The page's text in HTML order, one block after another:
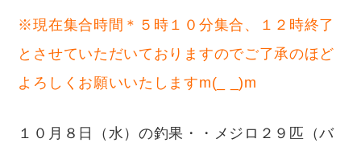
※現在集合時間＊５時１０分集合、１２時終了
とさせていただいておりますのでご了承のほど
よろしくお願いいたしますm(_ _)m
１０月８日（水）の釣果・・メジロ２９匹（バ